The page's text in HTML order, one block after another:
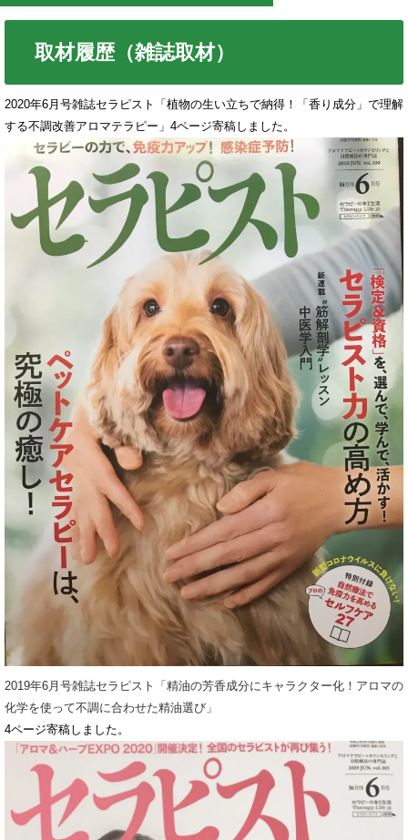
取材履歴（雑誌取材）
2020年6月号雑誌セラピスト「植物の生い立ちで納得！「香り成分」で理解
する不調改善アロマテラピー」4ページ寄稿しました。
2019年6月号雑誌セラピスト「精油の芳香成分にキャラクター化！アロマの
化学を使って不調に合わせた精油選び」
4ページ寄稿しました。